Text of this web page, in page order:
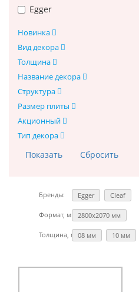
Egger
Новинка
Вид декора
Толщина
Название декора
Структура
Размер плиты
Акционный
Тип декора
Бренды: Egger Cleaf
Формат, мм: 2800х2070 мм
Толщина, мм:08 мм 10 мм